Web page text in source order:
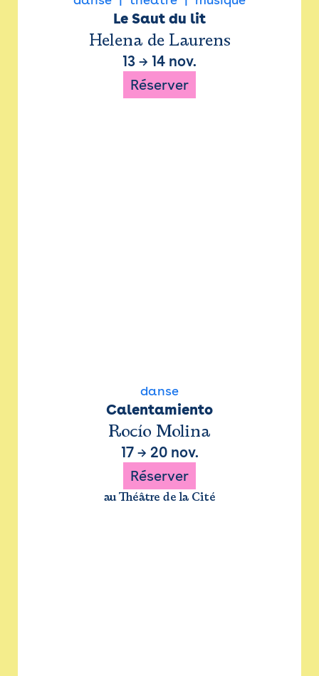
Le Saut du lit
Helena de Laurens
13 → 14 nov.
Réserver
danse
Calentamiento
Rocío Molina
17→ 20 nov.
Réserver
au Théâtre de la Cité